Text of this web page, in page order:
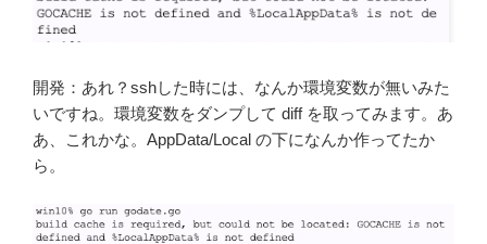
開発：あれ？sshした時には、なんか環境変数が無いみた
いですね。環境変数をダンプして diff を取ってみます。あ
あ、これかな。AppData/Local の下になんか作ってたか
ら。